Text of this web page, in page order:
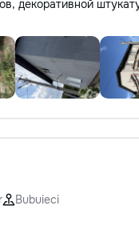
декоративной
Bubuieci